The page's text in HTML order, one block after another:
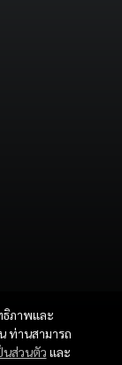
ธิภาพและ
ท่านสามารถ
นส่วนตัว และ